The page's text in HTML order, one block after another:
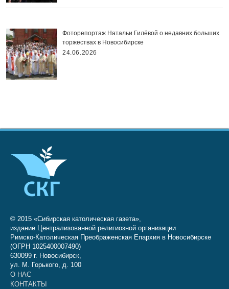
Фоторепортаж Натальи Гилёвой о недавних больших
торжествах в Новосибирске
24.06.2026
© 2015 «Сибирская католическая газета»,
издание Централизованной религиозной организации
Римско-Католическая Преображенская Епархия в Новосибирске
(ОГРН 1025400007490)
630099 г. Новосибирск,
ул. М. Горького, д. 100
О НАС
КОНТАКТЫ